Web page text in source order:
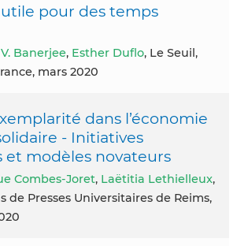
pour des temps
V. Banerjee, Esther Duflo, Le Seuil,
mars 2020
dans l’économie
- Initiatives
et modèles novateurs
Combes-Joret, Laëtitia Lethielleux,
de Presses Universitaires de Reims,